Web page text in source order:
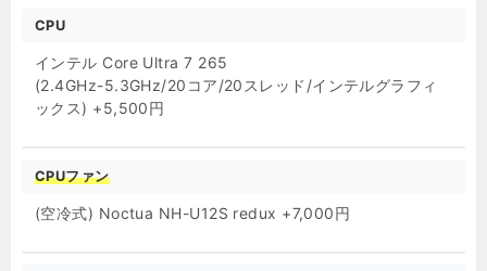
CPU
インテル Core Ultra 7 265
(2.4GHz-5.3GHz/20コア/20スレッド/インテルグラフィ
ックス) +5,500円
CPUファン
(空冷式) Noctua NH-U12S redux +7,000円